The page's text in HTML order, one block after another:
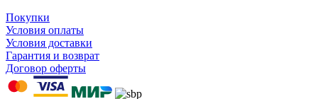
Покупки
Условия оплаты
Условия доставки
Гарантия и возврат
Договор оферты